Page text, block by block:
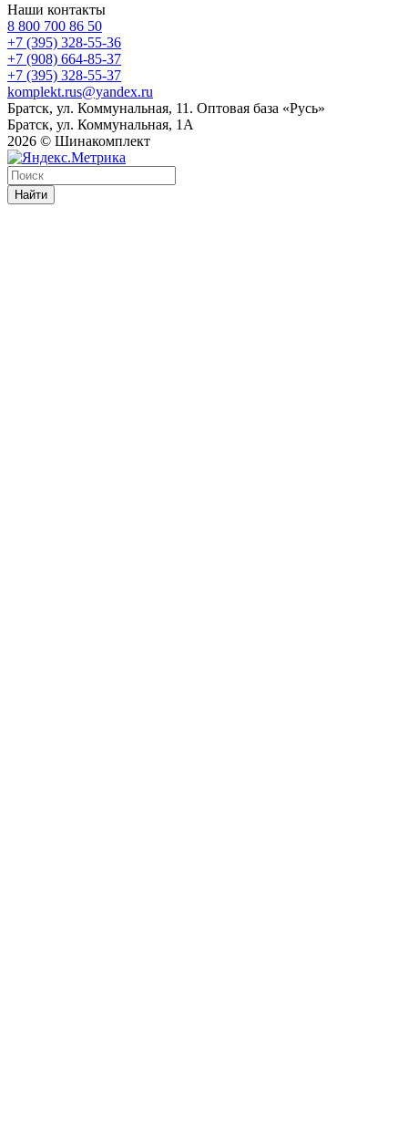
Наши контакты
8 800 700 86 50
+7 (395) 328-55-36
+7 (908) 664-85-37
+7 (395) 328-55-37
komplekt.rus@yandex.ru
Братск, ул. Коммунальная, 11. Оптовая база «Русь»
Братск, ул. Коммунальная, 1А
2026 © Шинакомплект
Найти